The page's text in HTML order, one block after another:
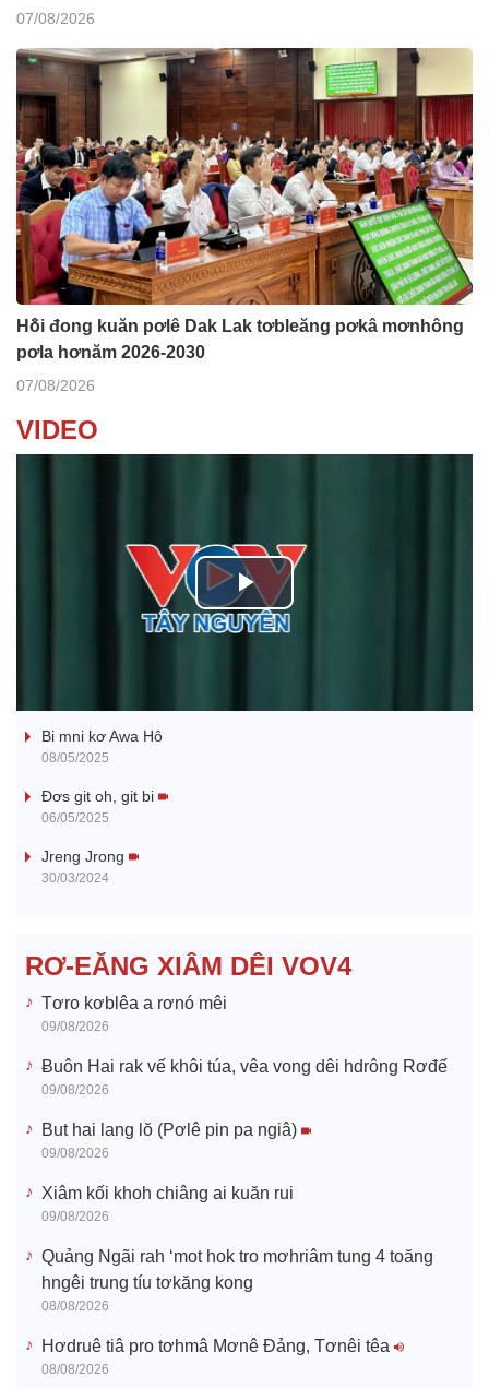
07/08/2026
Hô̆i đong kuăn pơlê Dak Lak tơbleăng pơkâ mơnhông
pơla hơnăm 2026-2030
07/08/2026
VIDEO
P
a
e
Bi mni kơ Awa Hô
08/05/2025
Đơs git oh, git bi
06/05/2025
Jreng Jrong
30/03/2024
RƠ-EĂNG XIÂM DÊI VOV4
Tơro kơblêa a rơnó mêi
09/08/2026
Ƀuôn Hai rak vế khôi túa, vêa vong dêi hdrông Rơđế
09/08/2026
But hai lang lŏ (Pơlê pin pa ngiâ)
09/08/2026
Xiâm kối khoh chiâng ai kuăn rui
09/08/2026
Quảng Ngãi rah ‘mot hok tro mơhriâm tung 4 toăng
hngêi trung tíu tơkăng kong
08/08/2026
Hơdruê tiâ pro tơhmâ Mơnê Đảng, Tơnêi têa
08/08/2026